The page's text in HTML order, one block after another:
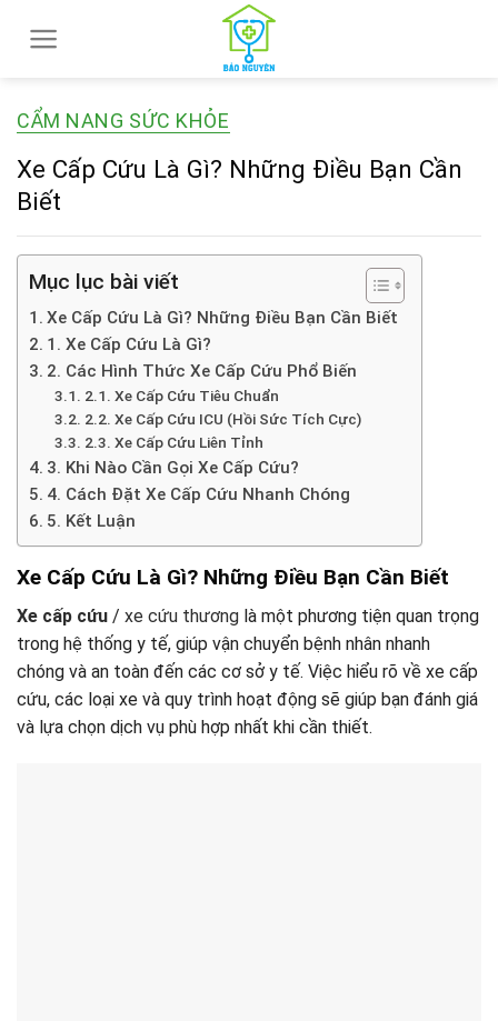
CẨM NANG SỨC KHỎE
Xe Cấp Cứu Là Gì? Những Điều Bạn Cần
Biết
Mục lục bài viết
Xe Cấp Cứu Là Gì? Những Điều Bạn Cần Biết
1. Xe Cấp Cứu Là Gì?
2. Các Hình Thức Xe Cấp Cứu Phổ Biến
2.1. Xe Cấp Cứu Tiêu Chuẩn
2.2. Xe Cấp Cứu ICU (Hồi Sức Tích Cực)
2.3. Xe Cấp Cứu Liên Tỉnh
3. Khi Nào Cần Gọi Xe Cấp Cứu?
4. Cách Đặt Xe Cấp Cứu Nhanh Chóng
5. Kết Luận
Xe Cấp Cứu Là Gì? Những Điều Bạn Cần Biết
Xe cấp cứu / xe cứu thương là một phương tiện quan trọng
trong hệ thống y tế, giúp vận chuyển bệnh nhân nhanh
chóng và an toàn đến các cơ sở y tế. Việc hiểu rõ về xe cấp
cứu, các loại xe và quy trình hoạt động sẽ giúp bạn đánh giá
và lựa chọn dịch vụ phù hợp nhất khi cần thiết.